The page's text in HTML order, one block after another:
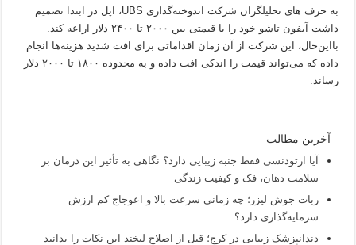
به حرف های تحلیلگران شرکت اندوخته‌گذاری UBS، اپل در ابتدا تصمیم
داشت آیفون تاشو خود را با قیمتی بین ۲۰۰۰ تا ۲۴۰۰ دلار اراعه کند.
بااین‌حال، این شرکت از آن زمان اقداماتی برای افت شدید هزینه‌ها انجام
داده که می‌تواند قیمت را اندکی افت داده و به محدوده ۱۸۰۰ تا ۲۰۰۰ دلار
رساند.
آخرین مطالب
آیا ارتودنسی فقط جنبه زیبایی دارد؟ نگاهی به تأثیر این درمان بر
سلامت دهان، فک و کیفیت زندگی
ربات جوش لیزر؛ چه زمانی سرعت بالا و اعوجاج کم ارزش
سرمایه‌گذاری دارد؟
دندانپزشک زیبایی در کرج؛ قبل از اصلاح لبخند این نکات را بدانید